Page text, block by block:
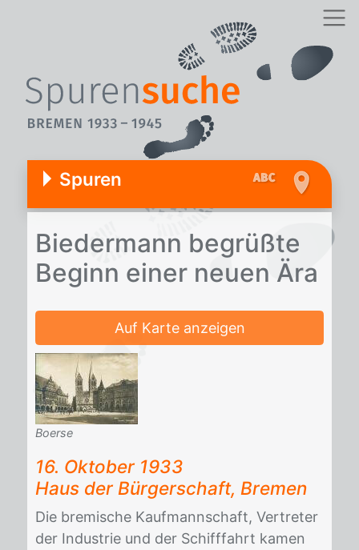
Spuren
Bie­der­mann be­grüß­te
Be­ginn ei­ner neu­en Ära
Auf Karte anzeigen
Boerse
16. Ok­to­ber 1933
Haus der Bür­ger­schaft, Bre­men
Die bre­mi­sche Kauf­mann­schaft, Ver­tre­ter
der In­dus­trie und der Schiff­fahrt ka­men